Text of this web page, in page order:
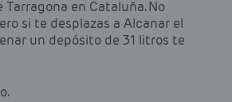
en Cataluña. No
si te desplazas a Alcanar el
un depósito de 31 litros te